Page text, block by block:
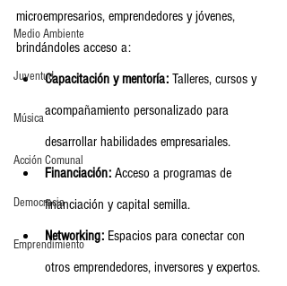
Medio Ambiente
Juventud
Música
Acción Comunal
Democracia
Emprendimiento
microempresarios, emprendedores y jóvenes,
brindándoles acceso a:
Capacitación y mentoría: Talleres, cursos y
acompañamiento personalizado para
desarrollar habilidades empresariales.
Financiación: Acceso a programas de
financiación y capital semilla.
Networking: Espacios para conectar con
otros emprendedores, inversores y expertos.